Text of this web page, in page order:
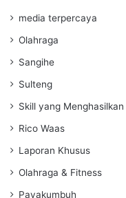
media terpercaya
Olahraga
Sangihe
Sulteng
Skill yang Menghasilkan
Rico Waas
Laporan Khusus
Olahraga & Fitness
Payakumbuh